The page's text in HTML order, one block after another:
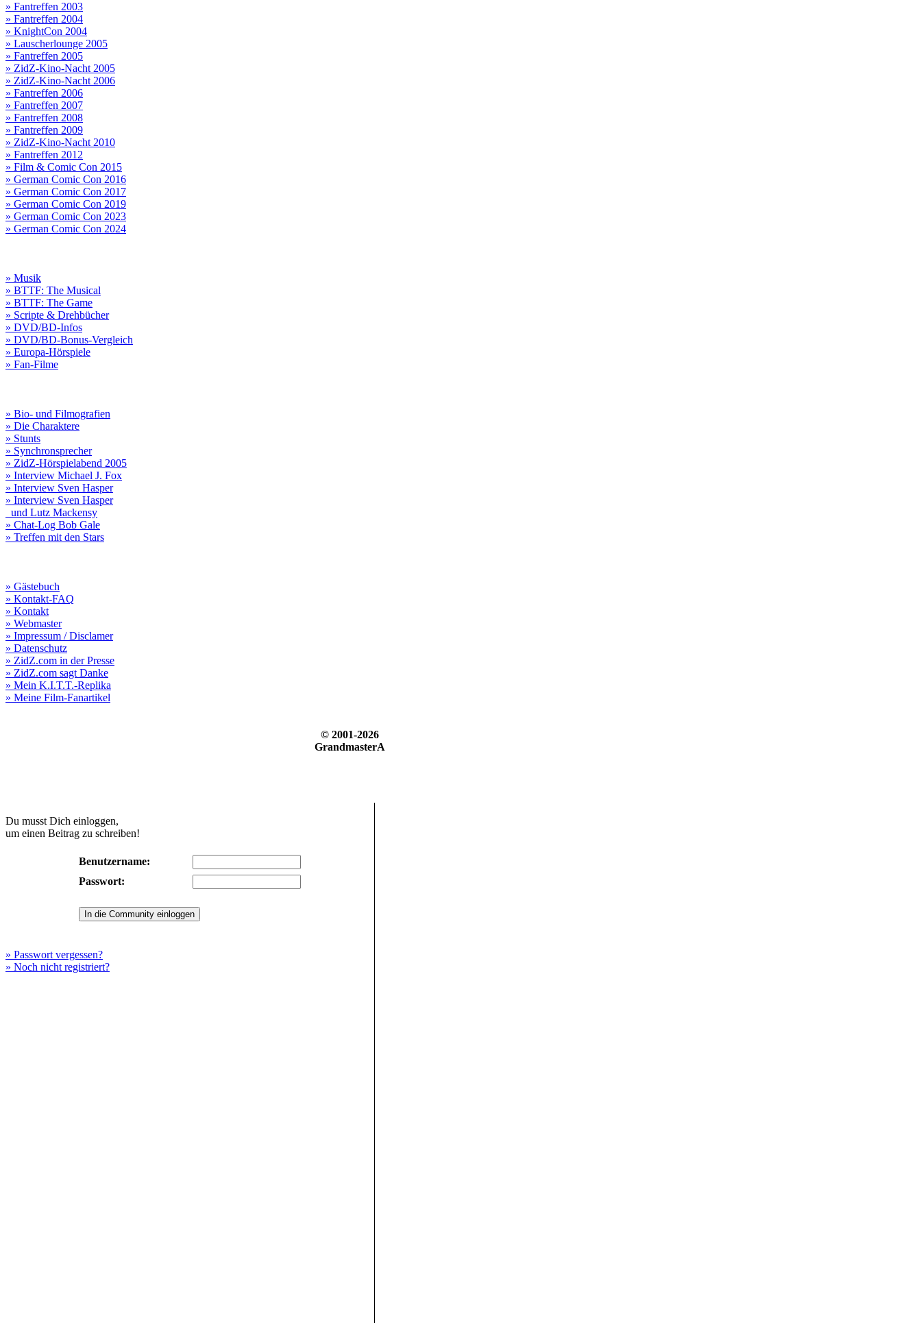
» Fantreffen 2003
» Fantreffen 2004
» KnightCon 2004
» Lauscherlounge 2005
» Fantreffen 2005
» ZidZ-Kino-Nacht 2005
» ZidZ-Kino-Nacht 2006
» Fantreffen 2006
» Fantreffen 2007
» Fantreffen 2008
» Fantreffen 2009
» ZidZ-Kino-Nacht 2010
» Fantreffen 2012
» Film & Comic Con 2015
» German Comic Con 2016
» German Comic Con 2017
» German Comic Con 2019
» German Comic Con 2023
» German Comic Con 2024
» Musik
» BTTF: The Musical
» BTTF: The Game
» Scripte & Drehbücher
» DVD/BD-Infos
» DVD/BD-Bonus-Vergleich
» Europa-Hörspiele
» Fan-Filme
» Bio- und Filmografien
» Die Charaktere
» Stunts
» Synchronsprecher
» ZidZ-Hörspielabend 2005
» Interview Michael J. Fox
» Interview Sven Hasper
» Interview Sven Hasper
und Lutz Mackensy
» Chat-Log Bob Gale
» Treffen mit den Stars
» Gästebuch
» Kontakt-FAQ
» Kontakt
» Webmaster
» Impressum / Disclamer
» Datenschutz
» ZidZ.com in der Presse
» ZidZ.com sagt Danke
» Mein K.I.T.T.-Replika
» Meine Film-Fanartikel
© 2001-2026
GrandmasterA
Du musst Dich einloggen,
um einen Beitrag zu schreiben!
Benutzername:
Passwort:
» Passwort vergessen?
» Noch nicht registriert?